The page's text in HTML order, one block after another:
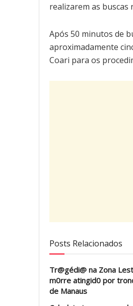
realizarem as buscas
Após 50 minutos de
aproximadamente
Coari para os
Posts Relacionados
Tr@gédi@ na Zona
m0rre atingid0 por
de Manaus